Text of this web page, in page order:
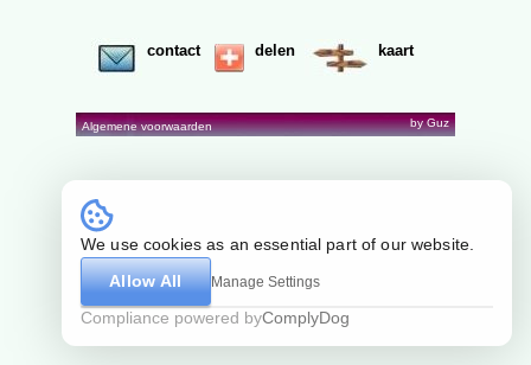
contact delen kaart
Algemene voorwaarden by Guz
We use cookies as an essential part of our website.
Allow All
Manage Settings
Compliance powered byComplyDog